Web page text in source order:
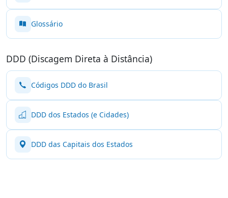
Glossário
DDD (Discagem Direta à Distância)
Códigos DDD do Brasil
DDD dos Estados (e Cidades)
DDD das Capitais dos Estados